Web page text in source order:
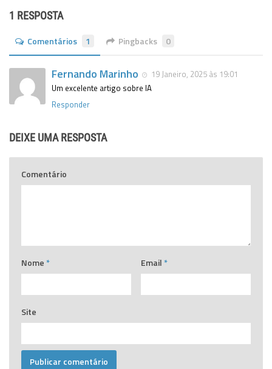
1 RESPOSTA
Comentários
1 Pingbacks 0
Fernando Marinho
19 Janeiro, 2025 às 19:01
Um excelente artigo sobre IA
Responder
DEIXE UMA RESPOSTA
Comentário
Nome * Email *
Site